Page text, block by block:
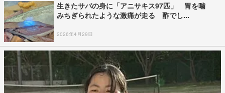
生きたサバの身に「アニサキス97匹」 胃を噛
みちぎられたような激痛が走る 酢でし...
2026年4月29日